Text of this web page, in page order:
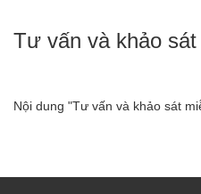
Tư vấn và khảo
Nội dung "Tư vấn và khảo sát